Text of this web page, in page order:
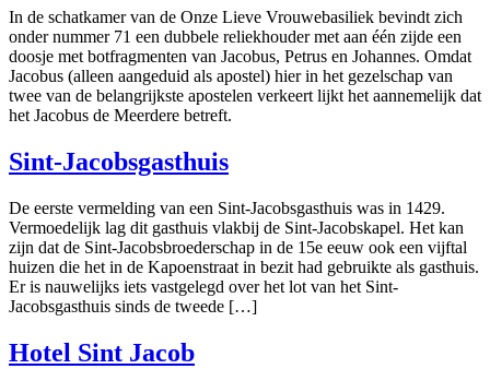
In de schatkamer van de Onze Lieve Vrouwebasiliek bevindt zich
onder nummer 71 een dubbele reliekhouder met aan één zijde een
doosje met botfragmenten van Jacobus, Petrus en Johannes. Omdat
Jacobus (alleen aangeduid als apostel) hier in het gezelschap van
twee van de belangrijkste apostelen verkeert lijkt het aannemelijk dat
het Jacobus de Meerdere betreft.
Sint-Jacobsgasthuis
De eerste vermelding van een Sint-Jacobsgasthuis was in 1429.
Vermoedelijk lag dit gasthuis vlakbij de Sint-Jacobskapel. Het kan
zijn dat de Sint-Jacobsbroederschap in de 15e eeuw ook een vijftal
huizen die het in de Kapoenstraat in bezit had gebruikte als gasthuis.
Er is nauwelijks iets vastgelegd over het lot van het Sint-
Jacobsgasthuis sinds de tweede […]
Hotel Sint Jacob